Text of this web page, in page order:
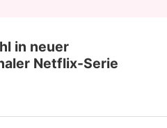
in neuer
Netflix-Serie